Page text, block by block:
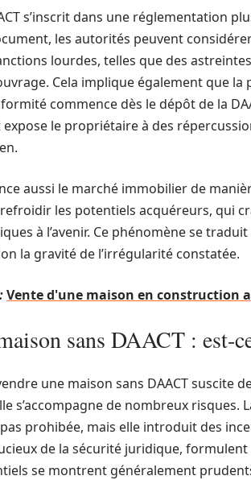
s’inscrit dans une réglementation
les autorités peuvent
lourdes, telles que des
Cela implique également que
commence dès le dépôt de la
le propriétaire à des
aussi le marché immobilier de
les potentiels acquéreurs, qui
à l’avenir. Ce phénomène se
la gravité de l’irrégularité constatée.
Vente d'une maison en construction
sans DAACT : est-
une maison sans DAACT suscite
s’accompagne de nombreux risques.
prohibée, mais elle introduit des
de la sécurité juridique,
se montrent généralement